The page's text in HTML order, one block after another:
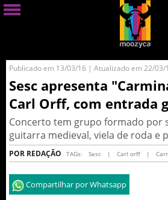
Publicado em 13/03/16 | Atualizado em 22/03/
Sesc apresenta
Carl Orff, com entrada
Concerto tem grupo formado por
guitarra medieval, viela de roda e
POR REDAÇÃO TAGs: Sesc | Carl orff |
Compartilhar por Whatsapp